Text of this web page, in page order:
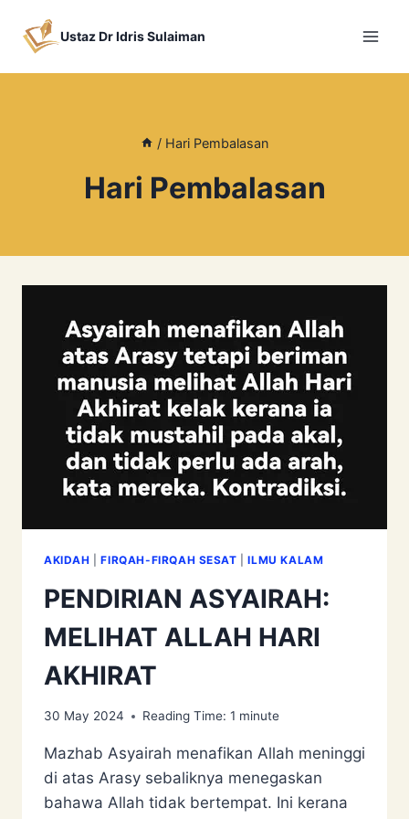
Ustaz Dr Idris Sulaiman
/ Hari Pembalasan
Hari Pembalasan
AKIDAH |FIRQAH-FIRQAH SESAT |ILMU KALAM
PENDIRIAN ASYAIRAH:
MELIHAT ALLAH HARI
AKHIRAT
30 May 2024 Reading Time: 1 minute
Mazhab Asyairah menafikan Allah meninggi
di atas Arasy sebaliknya menegaskan
bahawa Allah tidak bertempat. Ini kerana